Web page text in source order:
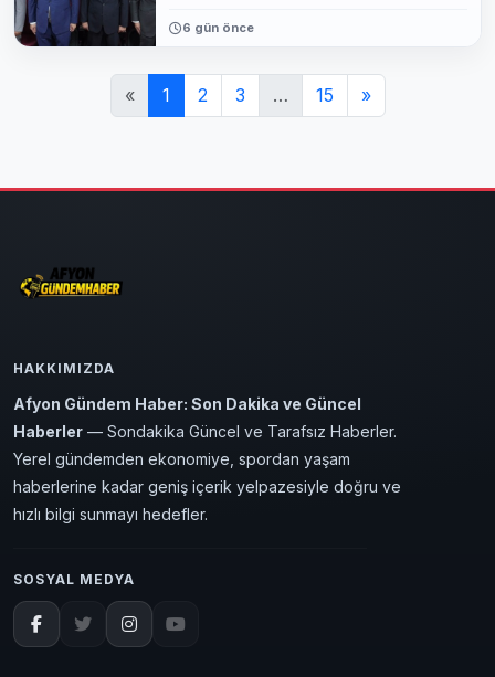
6 gün önce
« 1 2 3 … 15 »
HAKKIMIZDA
Afyon Gündem Haber: Son Dakika ve Güncel
Haberler — Sondakika Güncel ve Tarafsız Haberler.
Yerel gündemden ekonomiye, spordan yaşam
haberlerine kadar geniş içerik yelpazesiyle doğru ve
hızlı bilgi sunmayı hedefler.
SOSYAL MEDYA